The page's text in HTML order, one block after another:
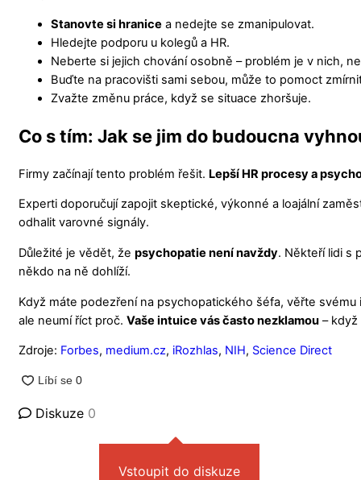
Stanovte si hranice a nedejte se zmanipulovat.
Hledejte podporu u kolegů a HR.
Neberte si jejich chování osobně – problém je v nich,
Buďte na pracovišti sami sebou, může to pomoct
Zvažte změnu práce, když se situace zhoršuje.
Co s tím: Jak se jim do budoucna
Firmy začínají tento problém řešit. Lepší HR procesy a
Experti doporučují zapojit skeptické, výkonné a loajální
odhalit varovné signály.
Důležité je vědět, že psychopatie není navždy. Někteří lidi s
někdo na ně dohlíží.
Když máte podezření na psychopatického šéfa, věřte
ale neumí říct proč. Vaše intuice vás často nezklamou –
Zdroje: Forbes, medium.cz, iRozhlas, NIH, Science Direct
Diskuze 0
Vstoupit do diskuze